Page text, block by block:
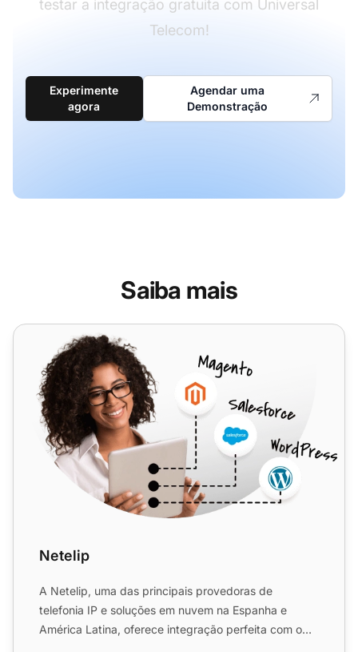
testar a integração gratuita com Universal
Telecom!
Experimente
agora
Agendar uma
Demonstração
Saiba mais
Netelip
Netelip
A Netelip, uma das principais provedoras de
telefonia IP e soluções em nuvem na Espanha e
América Latina, oferece integração perfeita com o